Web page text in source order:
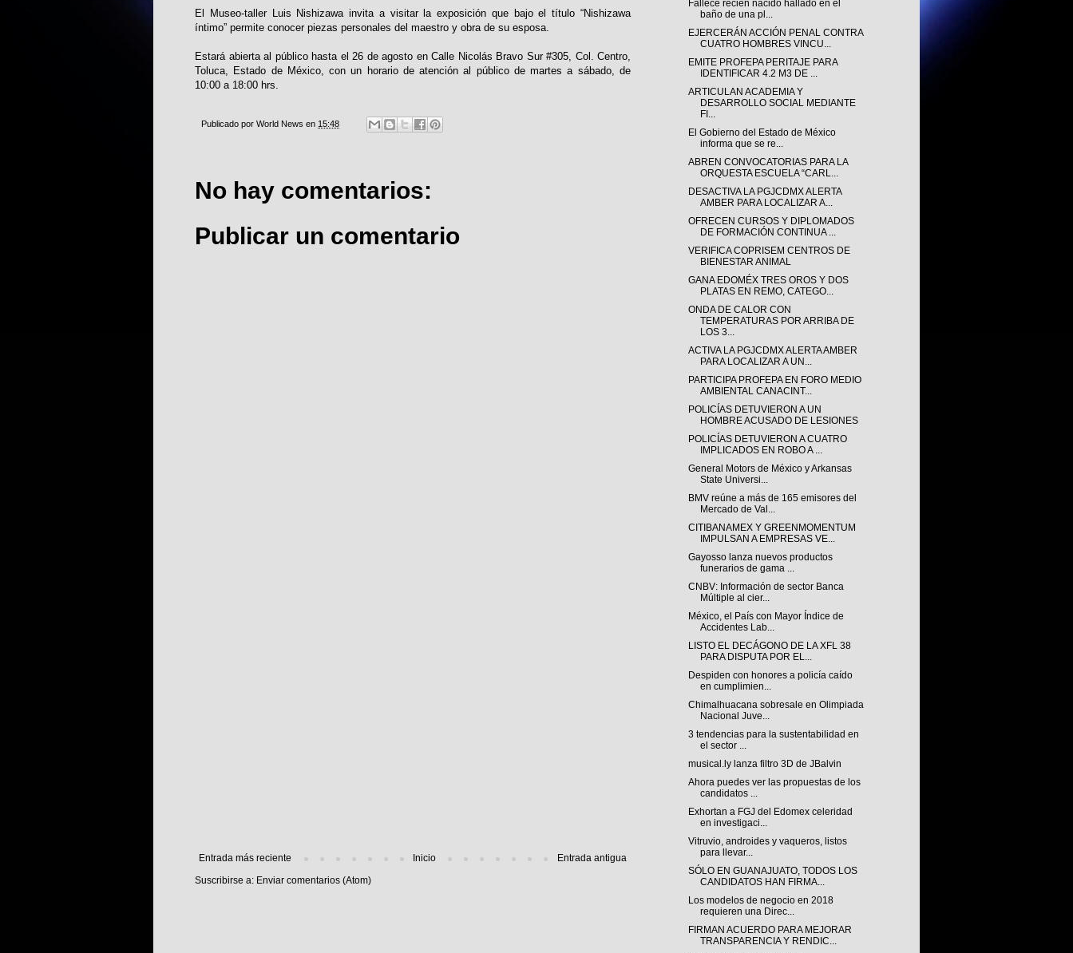
El Museo-taller Luis Nishizawa invita a visitar la exposición que bajo el título “Nishizawa
íntimo” permite conocer piezas personales del maestro y obra de su esposa.
Estará abierta al público hasta el 26 de agosto en Calle Nicolás Bravo Sur #305, Col. Centro,
Toluca, Estado de México, con un horario de atención al público de martes a sábado, de
10:00 a 18:00 hrs.
Publicado por World News en 15:48
No hay comentarios:
Publicar un comentario
Entrada más reciente Entrada antigua
Inicio
Suscribirse a: Enviar comentarios (Atom)
Fallece recién nacido hallado en el
baño de una pl...
EJERCERÁN ACCIÓN PENAL CONTRA
CUATRO HOMBRES VINCU...
EMITE PROFEPA PERITAJE PARA
IDENTIFICAR 4.2 M3 DE ...
ARTICULAN ACADEMIA Y
DESARROLLO SOCIAL MEDIANTE
FI...
El Gobierno del Estado de México
informa que se re...
ABREN CONVOCATORIAS PARA LA
ORQUESTA ESCUELA “CARL...
DESACTIVA LA PGJCDMX ALERTA
AMBER PARA LOCALIZAR A...
OFRECEN CURSOS Y DIPLOMADOS
DE FORMACIÓN CONTINUA ...
VERIFICA COPRISEM CENTROS DE
BIENESTAR ANIMAL
GANA EDOMÉX TRES OROS Y DOS
PLATAS EN REMO, CATEGO...
ONDA DE CALOR CON
TEMPERATURAS POR ARRIBA DE
LOS 3...
ACTIVA LA PGJCDMX ALERTA AMBER
PARA LOCALIZAR A UN...
PARTICIPA PROFEPA EN FORO MEDIO
AMBIENTAL CANACINT...
POLICÍAS DETUVIERON A UN
HOMBRE ACUSADO DE LESIONES
POLICÍAS DETUVIERON A CUATRO
IMPLICADOS EN ROBO A ...
General Motors de México y Arkansas
State Universi...
BMV reúne a más de 165 emisores del
Mercado de Val...
CITIBANAMEX Y GREENMOMENTUM
IMPULSAN A EMPRESAS VE...
Gayosso lanza nuevos productos
funerarios de gama ...
CNBV: Información de sector Banca
Múltiple al cier...
México, el País con Mayor Índice de
Accidentes Lab...
LISTO EL DECÁGONO DE LA XFL 38
PARA DISPUTA POR EL...
Despiden con honores a policía caído
en cumplimien...
Chimalhuacana sobresale en Olimpiada
Nacional Juve...
3 tendencias para la sustentabilidad en
el sector ...
musical.ly lanza filtro 3D de JBalvin
Ahora puedes ver las propuestas de los
candidatos ...
Exhortan a FGJ del Edomex celeridad
en investigaci...
Vitruvio, androides y vaqueros, listos
para llevar...
SÓLO EN GUANAJUATO, TODOS LOS
CANDIDATOS HAN FIRMA...
Los modelos de negocio en 2018
requieren una Direc...
FIRMAN ACUERDO PARA MEJORAR
TRANSPARENCIA Y RENDIC...